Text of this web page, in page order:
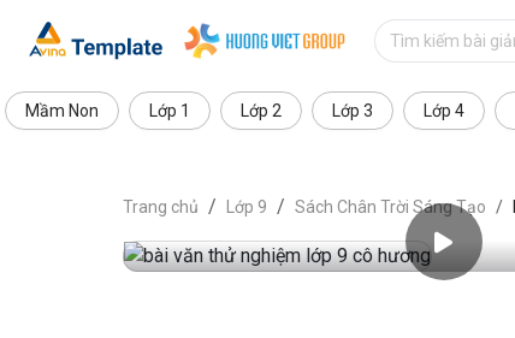
Mầm Non Lớp 1 Lớp 2 Lớp 3 Lớp 4
Trang chủ Lớp 9 Sách Chân Trời Sáng Tạo